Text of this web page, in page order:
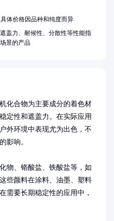
化合物为主要成分的着色材
定性和遮盖力。在实际应用
外环境中表现尤为出色，不
影响。
物、铬酸盐、铁酸盐等，如
些颜料在涂料、油墨、塑料
需要长期稳定性的应用中，
体价格因品种和纯度而异
盖力、耐候性、分散性等性能指
景的产品